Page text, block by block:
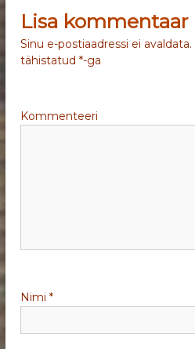
v
i
e
i
n
Lisa kommentaar
Sinu e-postiaadressi ei avaldata.
tähistatud*-ga
Kommenteeri
Nimi*